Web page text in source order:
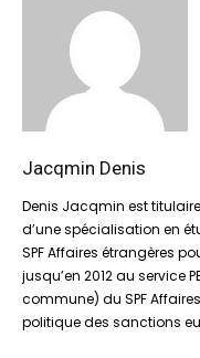
Jacqmin Denis
Denis Jacqmin est
d’une spécialisation en
SPF Affaires étrangères
jusqu’en 2012 au service
commune) du SPF
politique des sanctions